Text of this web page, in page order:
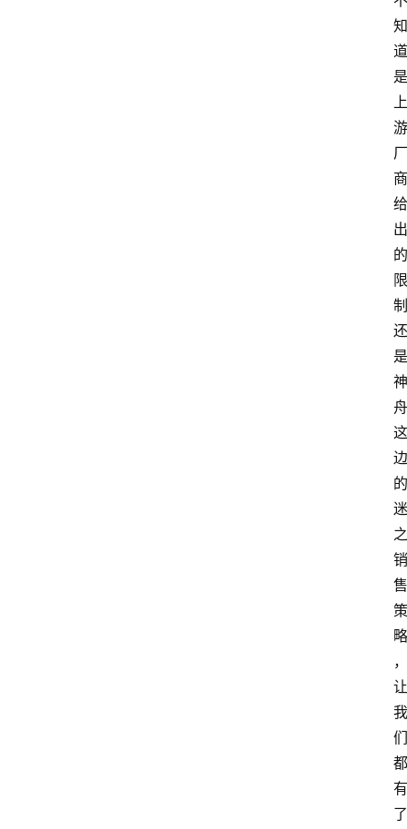
知
道
是
上
游
厂
商
给
出
的
限
制
还
是
神
舟
这
边
的
迷
之
销
售
策
略
，
让
我
们
都
有
了